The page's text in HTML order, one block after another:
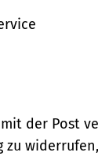
der Post
zu